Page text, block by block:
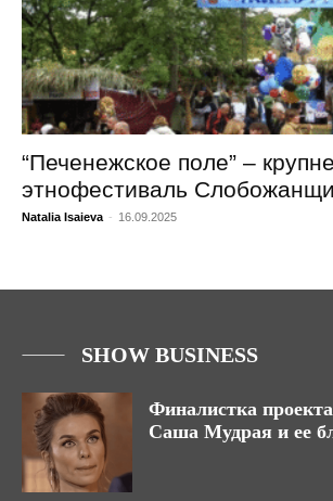
“Печенежское поле” –
этнофестиваль
Natalia Isaieva - 16.09.2025
SHOW BUSINESS
Финалистка
Саша Мудрая и ее